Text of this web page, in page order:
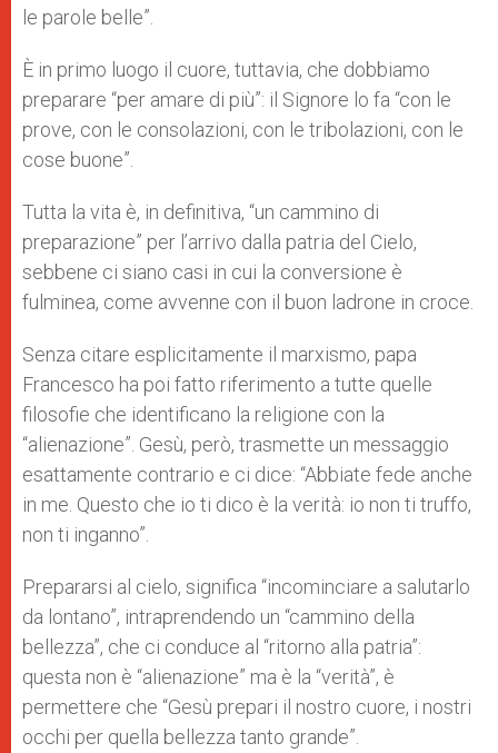
le parole belle”.
È in primo luogo il cuore, tuttavia, che dobbiamo
preparare “per amare di più”: il Signore lo fa “con le
prove, con le consolazioni, con le tribolazioni, con le
cose buone”.
Tutta la vita è, in definitiva, “un cammino di
preparazione” per l’arrivo dalla patria del Cielo,
sebbene ci siano casi in cui la conversione è
fulminea, come avvenne con il buon ladrone in croce.
Senza citare esplicitamente il marxismo, papa
Francesco ha poi fatto riferimento a tutte quelle
filosofie che identificano la religione con la
“alienazione”. Gesù, però, trasmette un messaggio
esattamente contrario e ci dice: “Abbiate fede anche
in me. Questo che io ti dico è la verità: io non ti truffo,
non ti inganno”.
Prepararsi al cielo, significa “incominciare a salutarlo
da lontano”, intraprendendo un “cammino della
bellezza”, che ci conduce al “ritorno alla patria”:
questa non è “alienazione” ma è la “verità”, è
permettere che “Gesù prepari il nostro cuore, i nostri
occhi per quella bellezza tanto grande”.